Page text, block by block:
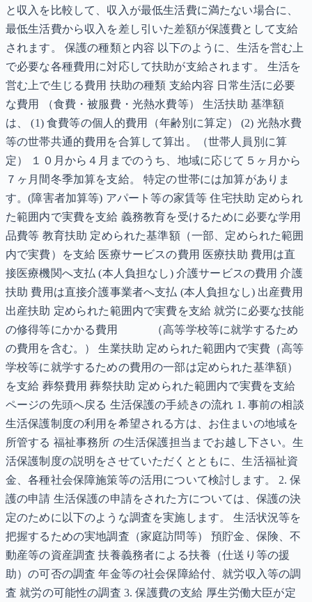
と収入を比較して、収入が最低生活費に満たない場合に、
最低生活費から収入を差し引いた差額が保護費として支給
されます。 保護の種類と内容 以下のように、生活を営む上
で必要な各種費用に対応して扶助が支給されます。 生活を
営む上で生じる費用 扶助の種類 支給内容 日常生活に必要
な費用 （食費・被服費・光熱水費等） 生活扶助 基準額
は、 (1) 食費等の個人的費用（年齢別に算定） (2) 光熱水費
等の世帯共通的費用を合算して算出。（世帯人員別に算
定） １０月から４月までのうち、地域に応じて５ヶ月から
７ヶ月間冬季加算を支給。 特定の世帯には加算がありま
す。(障害者加算等) アパート等の家賃等 住宅扶助 定められ
た範囲内で実費を支給 義務教育を受けるために必要な学用
品費等 教育扶助 定められた基準額（一部、定められた範囲
内で実費）を支給 医療サービスの費用 医療扶助 費用は直
接医療機関へ支払 (本人負担なし) 介護サービスの費用 介護
扶助 費用は直接介護事業者へ支払 (本人負担なし) 出産費用
出産扶助 定められた範囲内で実費を支給 就労に必要な技能
の修得等にかかる費用 （高等学校等に就学するため
の費用を含む。） 生業扶助 定められた範囲内で実費（高等
学校等に就学するための費用の一部は定められた基準額）
を支給 葬祭費用 葬祭扶助 定められた範囲内で実費を支給
ページの先頭へ戻る 生活保護の手続きの流れ 1. 事前の相談
生活保護制度の利用を希望される方は、お住まいの地域を
所管する 福祉事務所 の生活保護担当までお越し下さい。生
活保護制度の説明をさせていただくとともに、生活福祉資
金、各種社会保障施策等の活用について検討します。 2. 保
護の申請 生活保護の申請をされた方については、保護の決
定のために以下のような調査を実施します。 生活状況等を
把握するための実地調査（家庭訪問等） 預貯金、保険、不
動産等の資産調査 扶養義務者による扶養（仕送り等の援
助）の可否の調査 年金等の社会保障給付、就労収入等の調
査 就労の可能性の調査 3. 保護費の支給 厚生労働大臣が定